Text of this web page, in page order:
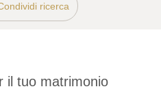
ricerca
il tuo matrimonio